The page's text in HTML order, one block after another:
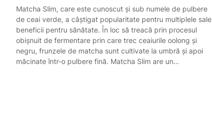
Matcha Slim, care este cunoscut și sub numele de pulbere
de ceai verde, a câștigat popularitate pentru multiplele sale
beneficii pentru sănătate. În loc să treacă prin procesul
obișnuit de fermentare prin care trec ceaiurile oolong și
negru, frunzele de matcha sunt cultivate la umbră și apoi
măcinate într-o pulbere fină. Matcha Slim are un…